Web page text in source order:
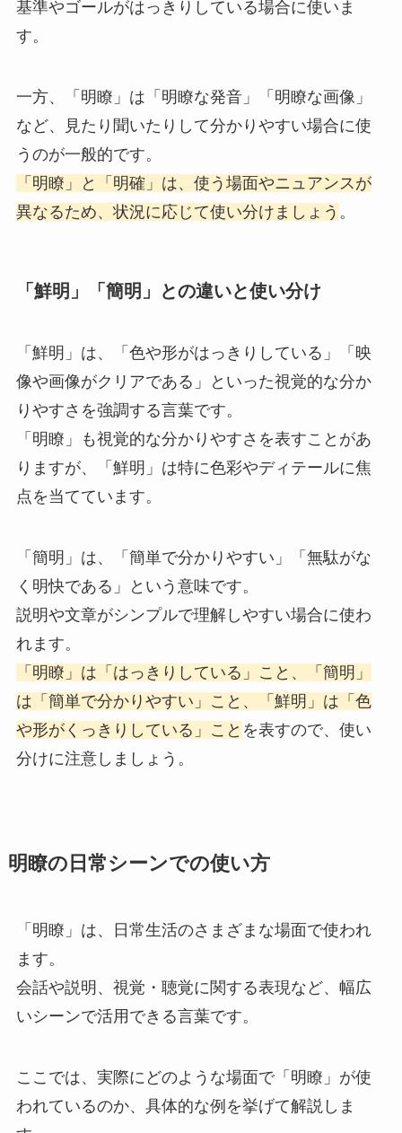
基準やゴールがはっきりしている場合に使いま
す。
一方、「明瞭」は「明瞭な発音」「明瞭な画像」
など、見たり聞いたりして分かりやすい場合に使
うのが一般的です。
「明瞭」と「明確」は、使う場面やニュアンスが
異なるため、状況に応じて使い分けましょう 。
「鮮明」「簡明」との違いと使い分け
「鮮明」は、「色や形がはっきりしている」「映
像や画像がクリアである」といった視覚的な分か
りやすさを強調する言葉です。
「明瞭」も視覚的な分かりやすさを表すことがあ
りますが、「鮮明」は特に色彩やディテールに焦
点を当てています。
「簡明」は、「簡単で分かりやすい」「無駄がな
く明快である」という意味です。
説明や文章がシンプルで理解しやすい場合に使わ
れます。
「明瞭」は「はっきりしている」こと、「簡明」
は「簡単で分かりやすい」こと、「鮮明」は「色
や形がくっきりしている」こと を表すので、使い
分けに注意しましょう。
明瞭の日常シーンでの使い方
「明瞭」は、日常生活のさまざまな場面で使われ
ます。
会話や説明、視覚・聴覚に関する表現など、幅広
いシーンで活用できる言葉です。
ここでは、実際にどのような場面で「明瞭」が使
われているのか、具体的な例を挙げて解説しま